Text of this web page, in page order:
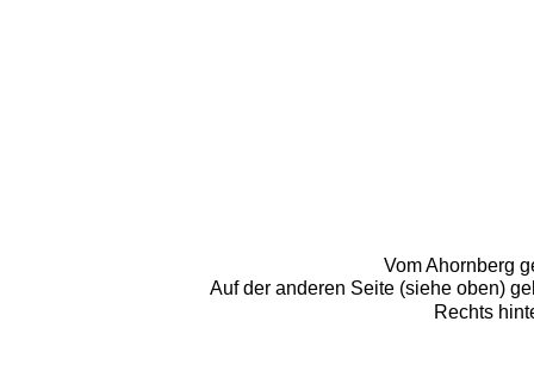
Vom Ahornberg
Auf der anderen Seite (siehe oben)
Rechts